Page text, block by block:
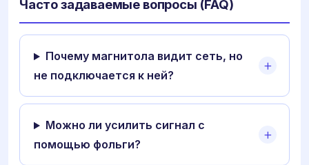
Часто задаваемые вопросы (FAQ)
Почему магнитола видит сеть, но
не подключается к ней?
Можно ли усилить сигнал с
помощью фольги?